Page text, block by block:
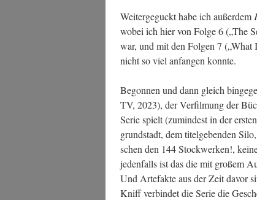
Wei­ter­ge­guckt habe ich außer­dem
wobei ich hier von Fol­ge 6 („The
war, und mit den Fol­gen 7 („What
nicht so viel anfan­gen konnte.
Begon­nen und dann gleich
TV, 2023), der Ver­fil­mung der
Serie spielt (zumin­dest in der
grund­stadt, dem titel­ge­ben­den
schen den 144 Stock­wer­ken!,
jeden­falls ist das die mit gro­ßem
Und Arte­fak­te aus der Zeit davor
Kniff ver­bin­det die Serie die